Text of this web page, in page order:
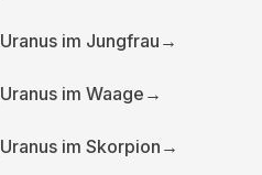
Uranus im Jungfrau →
Uranus im Waage →
Uranus im Skorpion →